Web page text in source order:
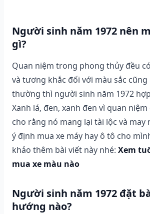
Người sinh năm 1972 nên
gì?
Quan niệm trong phong thủy đều
và tương khắc đối với màu sắc
thường thì người sinh năm 1972
Xanh lá, đen, xanh đen vì quan
cho rằng nó mang lại tài lộc và may
ý định mua xe máy hay ô tô cho
khảo thêm bài viết này nhé: Xem
mua xe màu nào
Người sinh năm 1972 đặt
hướng nào?